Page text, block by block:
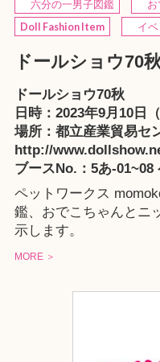
六分の一男子図鑑
お
Doll Fashion Item
イベ
ドールショウ70
ドールショウ70秋
日時：2023年9月10日
場所：都立産業貿易セ
http://
ブースNo.：5あ-01~08
ペットワークス
鑑、 おでこちゃんとニ
示します。
MORE ＞